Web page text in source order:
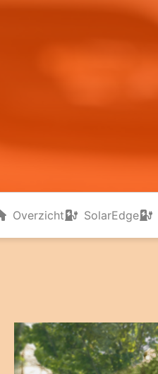
Overzicht SolarEdge